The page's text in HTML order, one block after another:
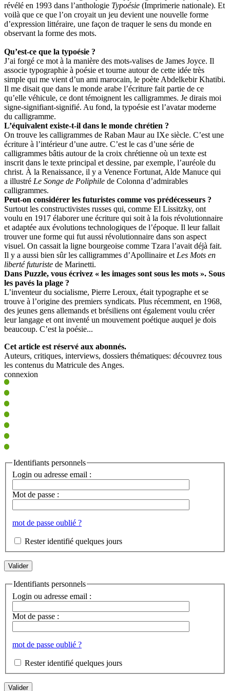
révélé en 1993 dans l’anthologie Typoésie (Imprimerie nationale). Et
voilà que ce que l’on croyait un jeu devient une nouvelle forme
d’expression littéraire, une façon de traquer le sens du monde en
observant la forme des mots.
Qu’est-ce que la typoésie ?
J’ai forgé ce mot à la manière des mots-valises de James Joyce. Il
associe typographie à poésie et tourne autour de cette idée très
simple qui me vient d’un ami marocain, le poète Abdelkebir Khatibi.
Il me disait que dans le monde arabe l’écriture fait partie de ce
qu’elle véhicule, ce dont témoignent les calligrammes. Je dirais moi
signe-signifiant-signifié. Au fond, la typoésie est l’avatar moderne
du calligramme.
L’équivalent existe-t-il dans le monde chrétien ?
On trouve les calligrammes de Raban Maur au IXe siècle. C’est une
écriture à l’intérieur d’une autre. C’est le cas d’une série de
calligrammes bâtis autour de la croix chrétienne où un texte est
inscrit dans le texte principal et dessine, par exemple, l’auréole du
christ. À la Renaissance, il y a Venence Fortunat, Alde Manuce qui
a illustré Le Songe de Poliphile de Colonna d’admirables
calligrammes.
Peut-on considérer les futuristes comme vos prédécesseurs ?
Surtout les constructivistes russes qui, comme El Lissitzky, ont
voulu en 1917 élaborer une écriture qui soit à la fois révolutionnaire
et adaptée aux évolutions technologiques de l’époque. Il leur fallait
trouver une forme qui fut aussi révolutionnaire dans son aspect
visuel. On cassait la ligne bourgeoise comme Tzara l’avait déjà fait.
Il y a aussi bien sûr les calligrammes d’Apollinaire et Les Mots en
liberté futuriste de Marinetti.
Dans Puzzle, vous écrivez « les images sont sous les mots ». Sous
les pavés la plage ?
L’inventeur du socialisme, Pierre Leroux, était typographe et se
trouve à l’origine des premiers syndicats. Plus récemment, en 1968,
des jeunes gens allemands et brésiliens ont également voulu créer
leur langage et ont inventé un mouvement poétique auquel je dois
beaucoup. C’est la poésie...
Cet article est réservé aux abonnés.
Auteurs, critiques, interviews, dossiers thématiques: découvrez tous
les contenus du Matricule des Anges.
connexion
Identifiants personnels
Login ou adresse email :
Mot de passe :
mot de passe oublié ?
Rester identifié quelques jours
Identifiants personnels
Login ou adresse email :
Mot de passe :
mot de passe oublié ?
Rester identifié quelques jours